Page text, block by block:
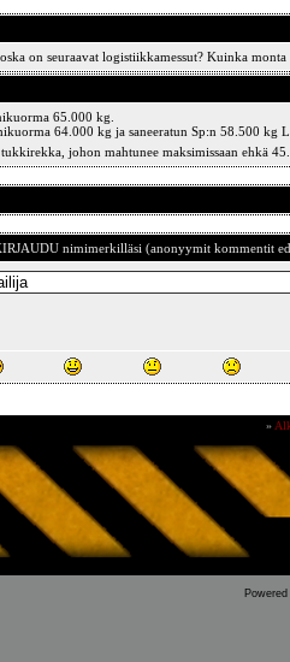
on seuraavat logistiikkamessut? Kuinka monta
65.000 kg.
64.000 kg ja saneeratun Sp:n 58.500 kg
johon mahtunee maksimissaan ehkä
nimimerkilläsi (anonyymit kommentit
»